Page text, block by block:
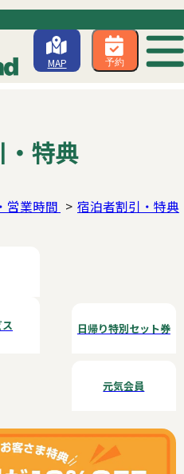
MAP 予約
特典
営業時間 宿泊者割引・特典
日帰り特別セット券
元気会員